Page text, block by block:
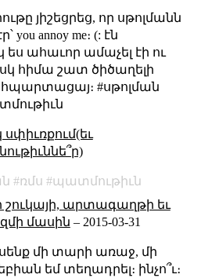
յիշեցրեց, որ սթոլմանն
you annoy me։ (: էն
ահաւոր ամաչել էի ու
հիմա շատ ծիծաղելի
հպարտացայ։ #սթոլման
ռմս
պատմութիւն
շուկայի, արտագաղթի եւ
մասին – 2015-03-31
մի տարի առաջ, մի
եմ տեղադրել։ ինչո՞ւ։